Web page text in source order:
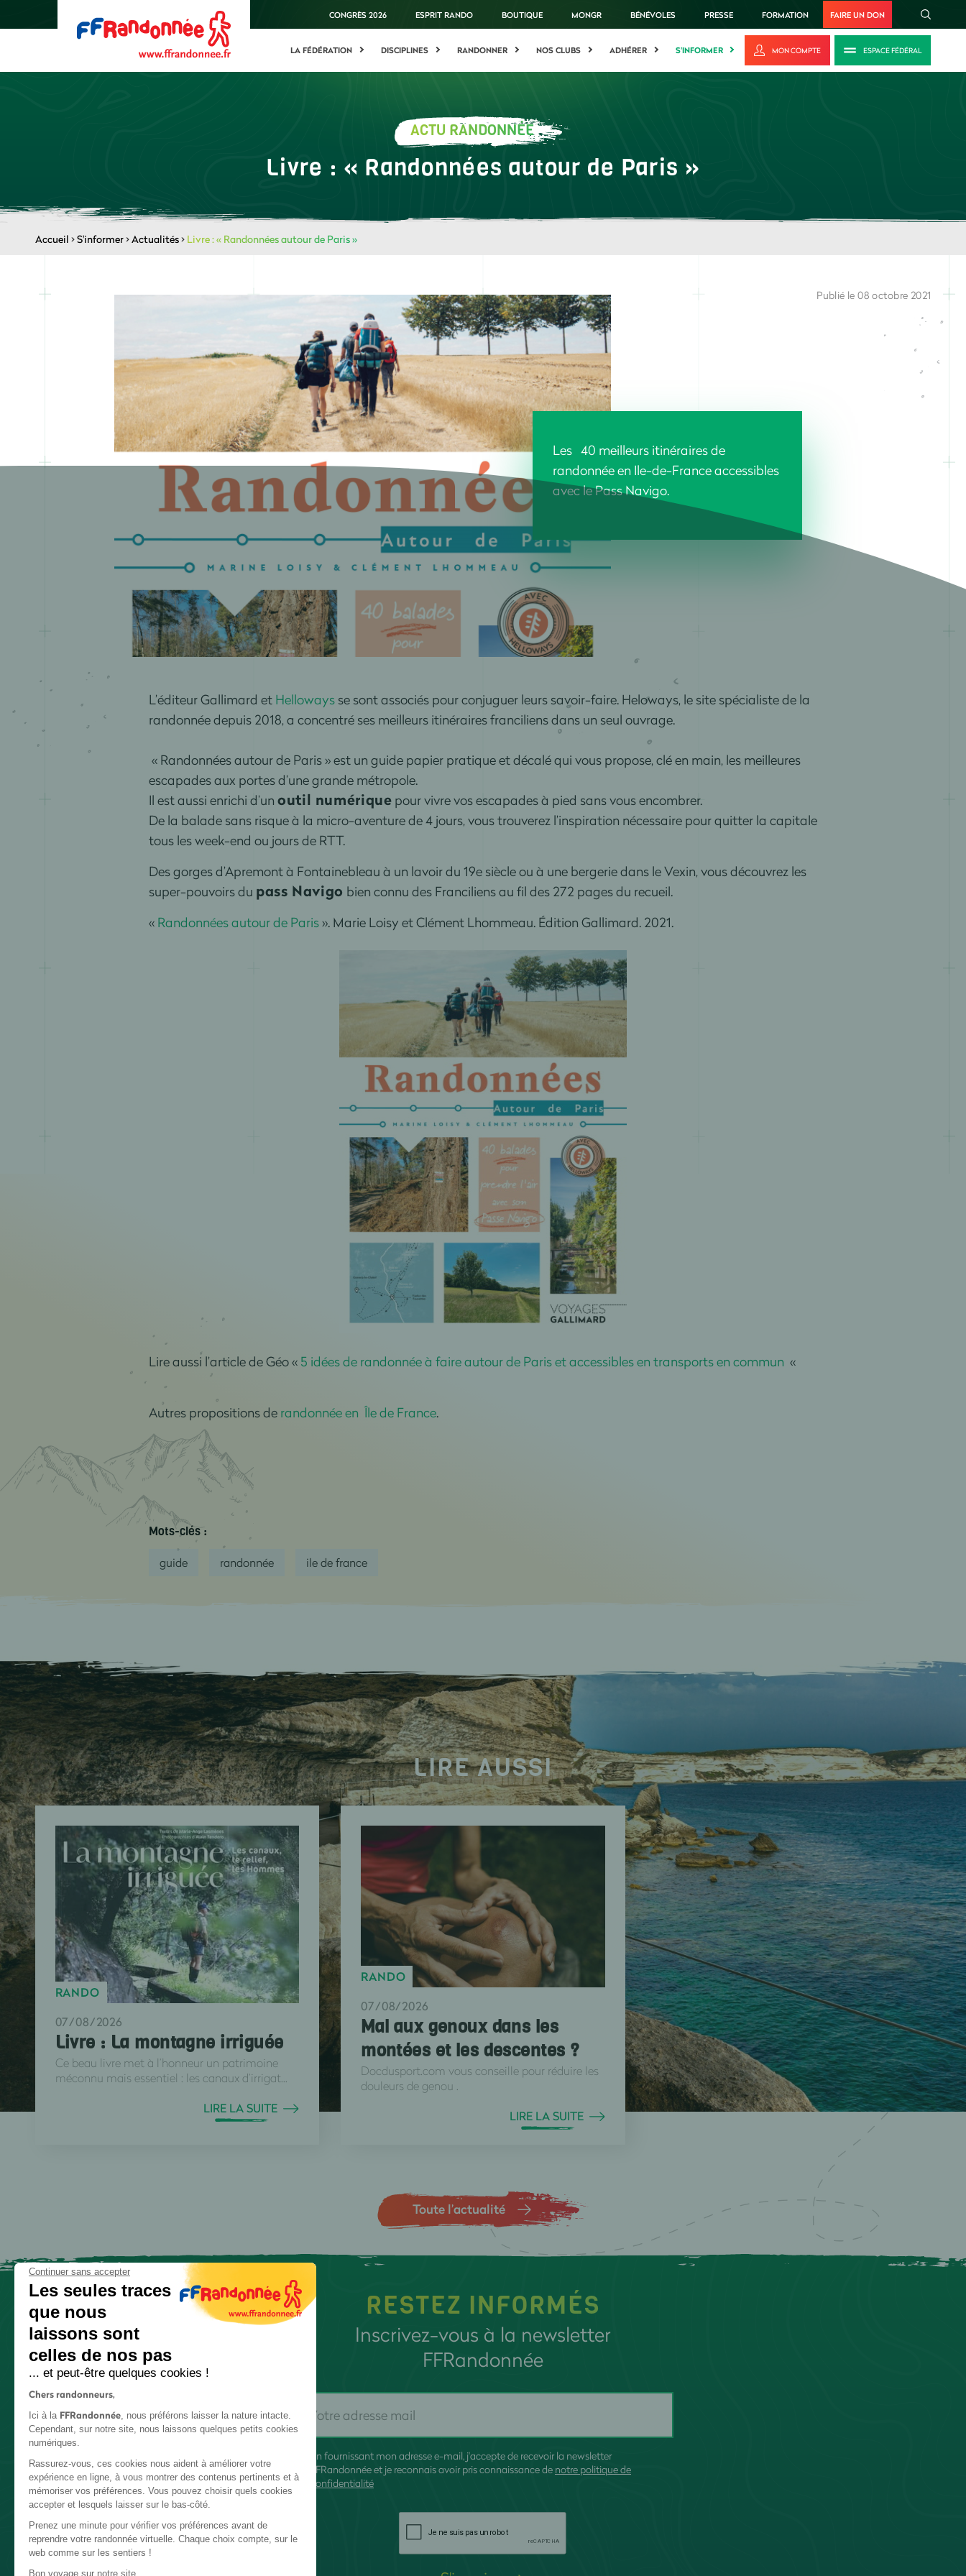
CONGRÈS 2026 ESPRIT RANDO BOUTIQUE MONGR BÉNÉVOLES PRESSE FORMATION FAIRE UN DON
LA FÉDÉRATION DISCIPLINES RANDONNER NOS CLUBS ADHÉRER S'INFORMER MON COMPTE ESPACE FÉDÉRAL
ACTU RANDONNÉE
Livre : « Randonnées autour de Paris »
Accueil >S'informer>Actualités> Livre : « Randonnées autour de Paris »
Les 40 meilleurs itinéraires de
randonnée en Ile-de-France accessibles
avec le Pass Navigo.
Publié le 08 octobre 2021
L’éditeur Gallimard et Hellowaysse sont associés pour conjuguer leurs savoir-faire. Heloways, le site spécialiste de la
randonnée depuis 2018, a concentré ses meilleurs itinéraires franciliens dans un seul ouvrage.
« Randonnées autour de Paris » est un guide papier pratique et décalé qui vous propose, clé en main, les meilleures
escapades aux portes d’une grande métropole.
Il est aussi enrichi d’un outil numérique pour vivre vos escapades à pied sans vous encombrer.
De la balade sans risque à la micro-aventure de 4 jours, vous trouverez l’inspiration nécessaire pour quitter la capitale
tous les week-end ou jours de RTT.
Des gorges d’Apremont à Fontainebleau à un lavoir du 19e siècle ou à une bergerie dans le Vexin, vous découvrez les
super-pouvoirs du pass Navigo bien connu des Franciliens au fil des 272 pages du recueil.
« Randonnées autour de Paris». Marie Loisy et Clément Lhommeau. Édition Gallimard. 2021.
Lire aussi l’article de Géo « 5 idées de randonnée à faire autour de Paris et accessibles en transports en commun «
Autres propositions de randonnée en Île de France.
Mots-clés :
guide randonnée ile de france
LIRE AUSSI
RANDO
07/08/2026
Livre : La montagne irriguée
Ce beau livre met à l’honneur un patrimoine
méconnu mais essentiel : les canaux d’irrigat...
LIRE LA SUITE
RANDO
07/08/2026
Mal aux genoux dans les
montées et les descentes ?
Docdusport.com vous conseille pour réduire les
douleurs de genou .
LIRE LA SUITE
Toute l’actualité
RESTEZ INFORMÉS
Inscrivez-vous à la newsletter
FFRandonnée
En fournissant mon adresse e-mail, j'accepte de recevoir la newsletter
FFRandonnée et je reconnais avoir pris connaissance de notre politique de
confidentialité
Continuer sans accepter
Les seules traces
que nous
laissons sont
celles de nos pas
... et peut-être quelques cookies !
Chers randonneurs,
Ici à la FFRandonnée, nous préférons laisser la nature intacte.
Cependant, sur notre site, nous laissons quelques petits cookies
numériques.
Rassurez-vous, ces cookies nous aident à améliorer votre
expérience en ligne, à vous montrer des contenus pertinents et à
mémoriser vos préférences. Vous pouvez choisir quels cookies
accepter et lesquels laisser sur le bas-côté.
Prenez une minute pour vérifier vos préférences avant de
reprendre votre randonnée virtuelle. Chaque choix compte, sur le
web comme sur les sentiers !
Bon voyage sur notre site,